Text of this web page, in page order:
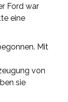
Ford war
eine
Mit
von
sie